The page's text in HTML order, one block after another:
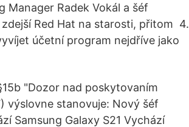
Manager Radek Vokál a šéf
Red Hat na starosti, přitom 4.
účetní program nejdříve jako
"Dozor nad poskytovaním
výslovne stanovuje: Nový šéf
Samsung Galaxy S21 Vychází